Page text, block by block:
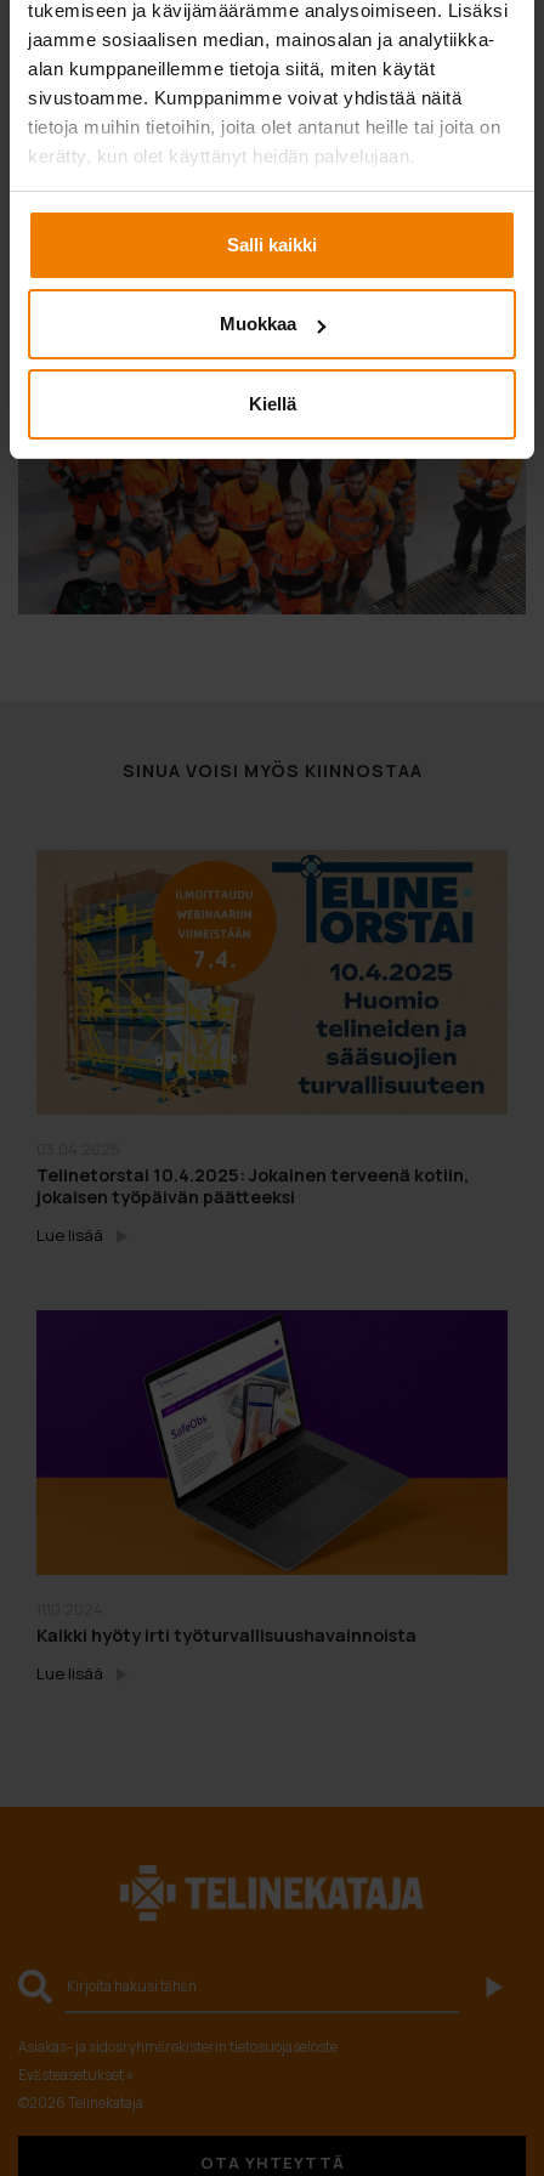
tukemiseen ja kävijämäärämme analysoimiseen. Lisäksi
jaamme sosiaalisen median, mainosalan ja analytiikka-
alan kumppaneillemme tietoja siitä, miten käytät
sivustoamme. Kumppanimme voivat yhdistää näitä
tietoja muihin tietoihin, joita olet antanut heille tai joita on
kerätty, kun olet käyttänyt heidän palvelujaan.
Salli kaikki
Muokkaa
Kiellä
SINUA VOISI MYÖS KIINNOSTAA
Telinetorstai 10.4.2025: Jokainen terveenä kotiin,
jokaisen työpäivän päätteeksi
Lue lisää
Kaikki hyöty irti työturvallisuushavainnoista
Lue lisää
Asiakas- ja sidosryhmärekisterin tietosuojaseloste
Evästeasetukset »
©2026 Telinekataja
OTA YHTEYTTÄ